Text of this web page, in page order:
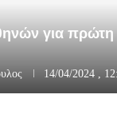
για
14/04/2024 ,